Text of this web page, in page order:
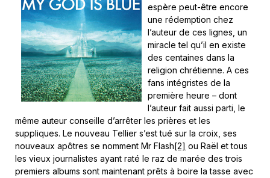
espère peut-être encore
une rédemption chez
l’auteur de ces lignes, un
miracle tel qu’il en existe
des centaines dans la
religion chrétienne. A ces
fans intégristes de la
première heure – dont
l’auteur fait aussi parti, le
même auteur conseille d’arrêter les prières et les
suppliques. Le nouveau Tellier s’est tué sur la croix, ses
nouveaux apôtres se nomment Mr Flash[2] ou Raël et tous
les vieux journalistes ayant raté le raz de marée des trois
premiers albums sont maintenant prêts à boire la tasse avec